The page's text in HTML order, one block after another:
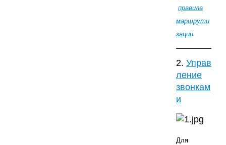
правила
маршрути
зации.
2. Управ
ление
звонкам
и
Для